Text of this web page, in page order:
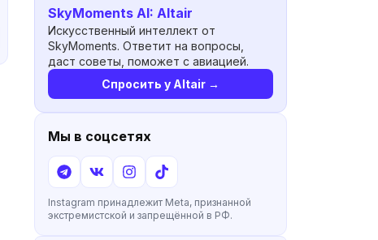
SkyMoments AI: Altair
Искусственный интеллект от
SkyMoments. Ответит на вопросы,
даст советы, поможет с авиацией.
Спросить у Altair →
Мы в соцсетях
Instagram принадлежит Meta, признанной
экстремистской и запрещённой в РФ.